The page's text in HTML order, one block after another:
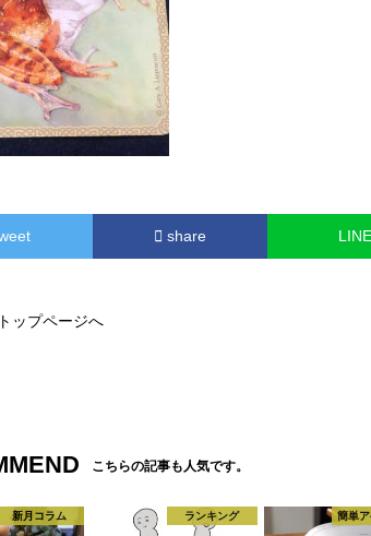
share LINE
トップページへ
こちらの記事も人気です。
新月コラム ランキング 簡単